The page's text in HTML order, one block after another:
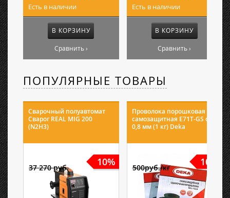
Есть в наличии
В КОРЗИНУ
Сравнить ›
Есть в наличии
В КОРЗИНУ
Сравнить ›
ПОПУЛЯРНЫЕ ТОВАРЫ
Сварочный полуавтомат
Сварог REAL MIG 200
(N2H3)
10%
37 270 руб.
Проволока порошковая
самозащитная E71T-GS ф
0,8 мм (1 кг) Deka
10%
500руб./кг